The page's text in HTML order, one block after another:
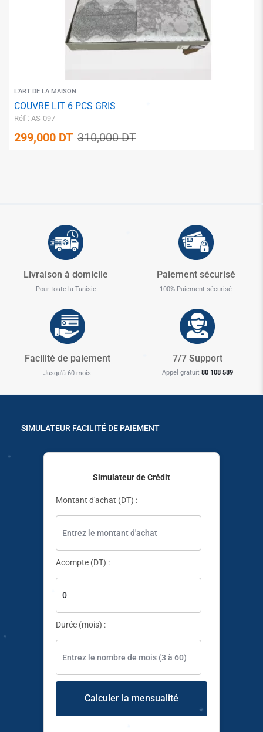
L'ART DE LA MAISON
COUVRE LIT 6 PCS GRIS
Réf : AS-097
310,000DT
299,000 DT
Livraison à domicile
Pour toute la Tunisie
Paiement sécurisé
100% Paiement sécurisé
Facilité de paiement
Jusqu'à 60 mois
7/7 Support
Appel gratuit 80 108 589
SIMULATEUR FACILITÉ DE PAIEMENT
Simulateur de Crédit
Montant d'achat (DT) :
Acompte (DT) :
Durée (mois) :
Calculer la mensualité
✱
✱
✱
✱
✱